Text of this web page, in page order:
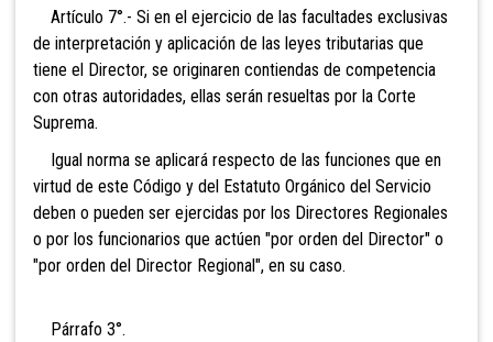
Artículo 7°.- Si en el ejercicio de las facultades exclusivas
de interpretación y aplicación de las leyes tributarias que
tiene el Director, se originaren contiendas de competencia
con otras autoridades, ellas serán resueltas por la Corte
Suprema.
Igual norma se aplicará respecto de las funciones que en
virtud de este Código y del Estatuto Orgánico del Servicio
deben o pueden ser ejercidas por los Directores Regionales
o por los funcionarios que actúen "por orden del Director" o
"por orden del Director Regional", en su caso.
Párrafo 3°.